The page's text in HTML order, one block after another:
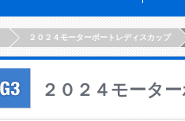
２０２４モーターボートレディスカップ
２０２４モータ